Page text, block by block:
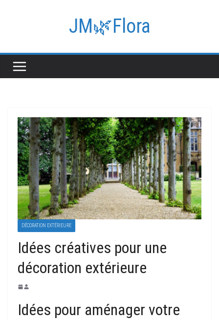
JM🌿Flora
DÉCORATION EXTÉRIEURE
Idées créatives pour une
décoration extérieure
Idées pour aménager votre